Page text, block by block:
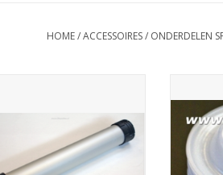
HOME/ACCESSOIRES/ ONDERDELEN
AAN WINKELWAGEN